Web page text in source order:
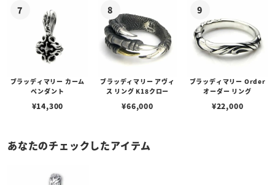
ブラッディマリー カーム
ペンダント
¥14,300
ブラッディマリー アヴィ
ス リング K18クロー
¥66,000
ブラッディマリー Order
オーダー リング
¥22,000
あなたのチェックしたアイテム